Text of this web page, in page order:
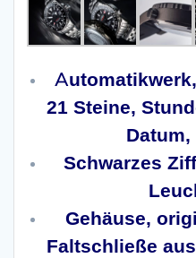
21 Steine,
Schwarzes
Gehäuse,
Faltschließe